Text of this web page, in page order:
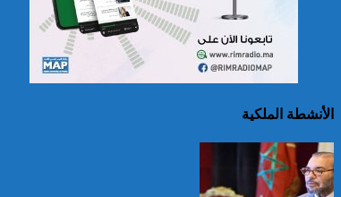
اليونان: فرق الإطفاء تواصل
مكافحة حريق في شمال
غرب أثينا
الأنشطة الملكية